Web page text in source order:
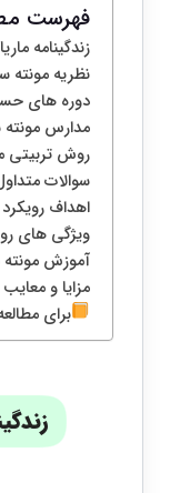
فهرست
زندگینامه
نظریه مونته
دوره های
مدارس
روش تربیتی
سوالات
اهداف
ویژگی های
آموزش
مزایا و
برای